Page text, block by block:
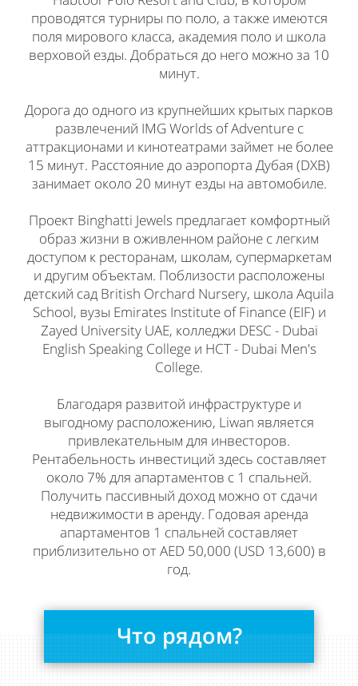
проводятся турниры по поло, а также имеются
поля мирового класса, академия поло и школа
верховой езды. Добраться до него можно за 10
минут.
Дорога до одного из крупнейших крытых парков
развлечений IMG Worlds of Adventure с
аттракционами и кинотеатрами займет не более
15 минут. Расстояние до аэропорта Дубая (DXB)
занимает около 20 минут езды на автомобиле.
Проект Binghatti Jewels предлагает комфортный
образ жизни в оживленном районе с легким
доступом к ресторанам, школам, супермаркетам
и другим объектам. Поблизости расположены
детский сад British Orchard Nursery, школа Aquila
School, вузы Emirates Institute of Finance (EIF) и
Zayed University UAE, колледжи DESC - Dubai
English Speaking College и HCT - Dubai Men's
College.
Благодаря развитой инфраструктуре и
выгодному расположению, Liwan является
привлекательным для инвесторов.
Рентабельность инвестиций здесь составляет
около 7% для апартаментов с 1 спальней.
Получить пассивный доход можно от сдачи
недвижимости в аренду. Годовая аренда
апартаментов 1 спальней составляет
приблизительно от AED 50,000 (USD 13,600) в
год.
Что рядом?